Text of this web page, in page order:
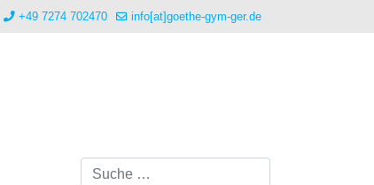
+49 7274 702470 info[at]goethe-gym-ger.de
Suchen